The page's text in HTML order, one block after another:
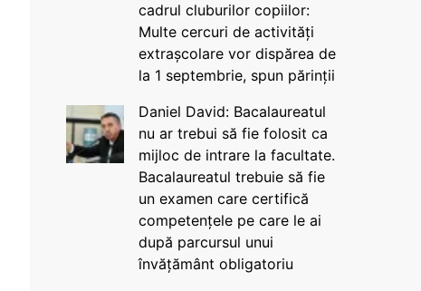
cadrul cluburilor copiilor:
Multe cercuri de activități
extrașcolare vor dispărea de
la 1 septembrie, spun părinții
Daniel David: Bacalaureatul
nu ar trebui să fie folosit ca
mijloc de intrare la facultate.
Bacalaureatul trebuie să fie
un examen care certifică
competențele pe care le ai
după parcursul unui
învățământ obligatoriu